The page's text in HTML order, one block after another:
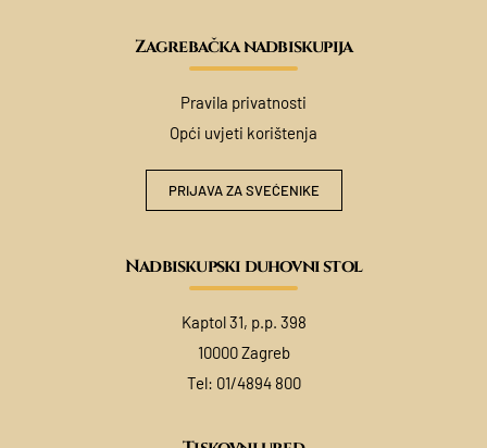
Zagrebačka nadbiskupija
Pravila privatnosti
Opći uvjeti korištenja
PRIJAVA ZA SVEĆENIKE
Nadbiskupski duhovni stol
Kaptol 31, p.p. 398
10000 Zagreb
Tel: 01/4894 800